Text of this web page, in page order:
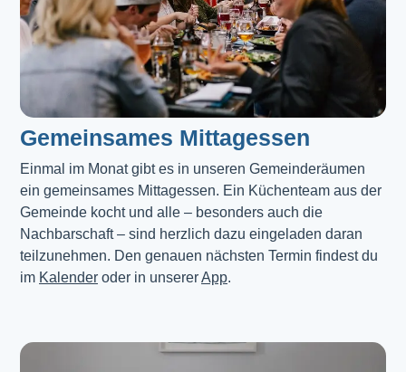
Gemeinsames Mittagessen
Einmal im Monat gibt es in unseren Gemeinderäumen
ein gemeinsames Mittagessen. Ein Küchenteam aus der
Gemeinde kocht und alle – besonders auch die
Nachbarschaft – sind herzlich dazu eingeladen daran
teilzunehmen. Den genauen nächsten Termin findest du
im Kalender oder in unserer App.